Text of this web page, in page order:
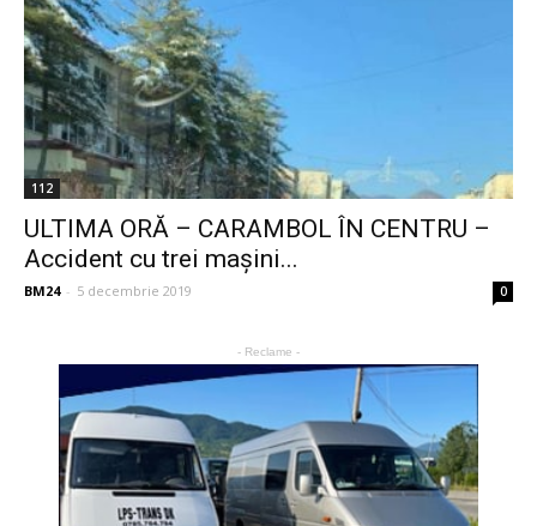
112
ULTIMA ORĂ – CARAMBOL ÎN CENTRU –
Accident cu trei mașini...
BM24 - 5 decembrie 2019 0
- Reclame -